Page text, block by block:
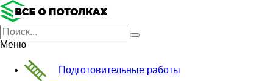
Меню
Подготовительные работы